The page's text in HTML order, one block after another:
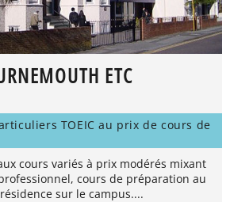
ETC
TOEIC au prix de cours de
cours variés à prix modérés mixant
cours de préparation au
résidence sur le campus....